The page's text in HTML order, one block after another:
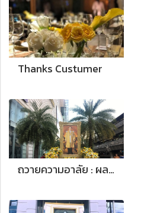
Thanks Custumer
ถวายความอาลัย : ผลงานจัดซุ้มเฉลิมพระเกียรติ พระบาทสมเด็จพระบรมชนกาธิเบศร มหาภูมิพลอดุลยเดชมหาราช บรมนาถบพิตร ายนอกอาคาร ณ Siam Paragon